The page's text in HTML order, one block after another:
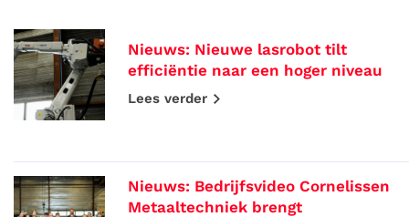
Nieuws: Nieuwe lasrobot tilt
efficiëntie naar een hoger niveau
Lees verder
Nieuws: Bedrijfsvideo Cornelissen
Metaaltechniek brengt